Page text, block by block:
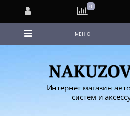
Интернет магазин
систем и
МЕНЮ
0